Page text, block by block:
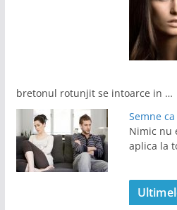
bretonul rotunjit se intoarce in …
Semne
Nimic nu
aplica la